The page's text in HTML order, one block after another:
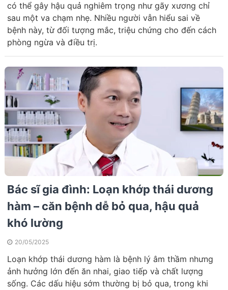
có thể gây hậu quả nghiêm trọng như gãy xương chỉ
sau một va chạm nhẹ. Nhiều người vẫn hiểu sai về
bệnh này, từ đối tượng mắc, triệu chứng cho đến cách
phòng ngừa và điều trị.
Bác sĩ gia đình: Loạn khớp thái dương
hàm – căn bệnh dễ bỏ qua, hậu quả
khó lường
20/05/2025
Loạn khớp thái dương hàm là bệnh lý âm thầm nhưng
ảnh hưởng lớn đến ăn nhai, giao tiếp và chất lượng
sống. Các dấu hiệu sớm thường bị bỏ qua, trong khi